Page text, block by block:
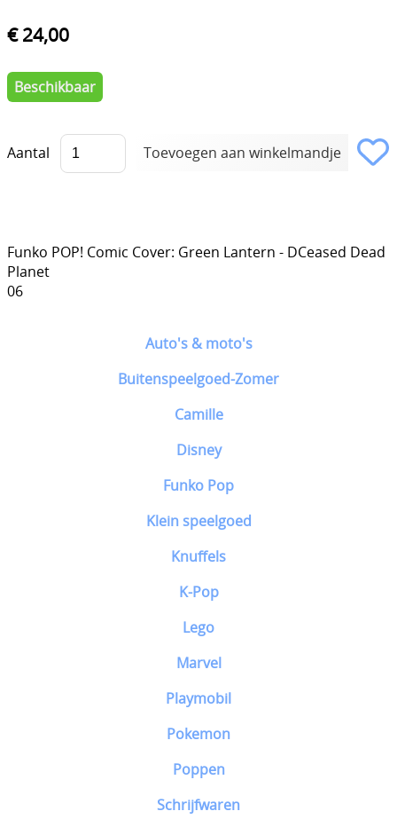
Auto's & moto's
Buitenspeelgoed-Zomer
Camille
Disney
Funko Pop
Klein speelgoed
Knuffels
K-Pop
Lego
Marvel
Playmobil
Pokemon
Poppen
Schrijfwaren
€ 24,00
Beschikbaar
Aantal
Funko POP! Comic Cover: Green Lantern - DCeased Dead
Planet
06